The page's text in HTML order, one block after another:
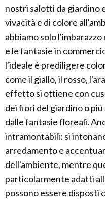
nostri salotti da giardino
vivacità e di colore
abbiamo solo
e le fantasie in
l'ideale è prediligere
come il giallo, il rosso,
effetto si ottiene con
dei fiori del giardino o
dalle fantasie floreali.
intramontabili: si
arredamento e
dell'ambiente, mentre
particolarmente adatti
possono essere disposti